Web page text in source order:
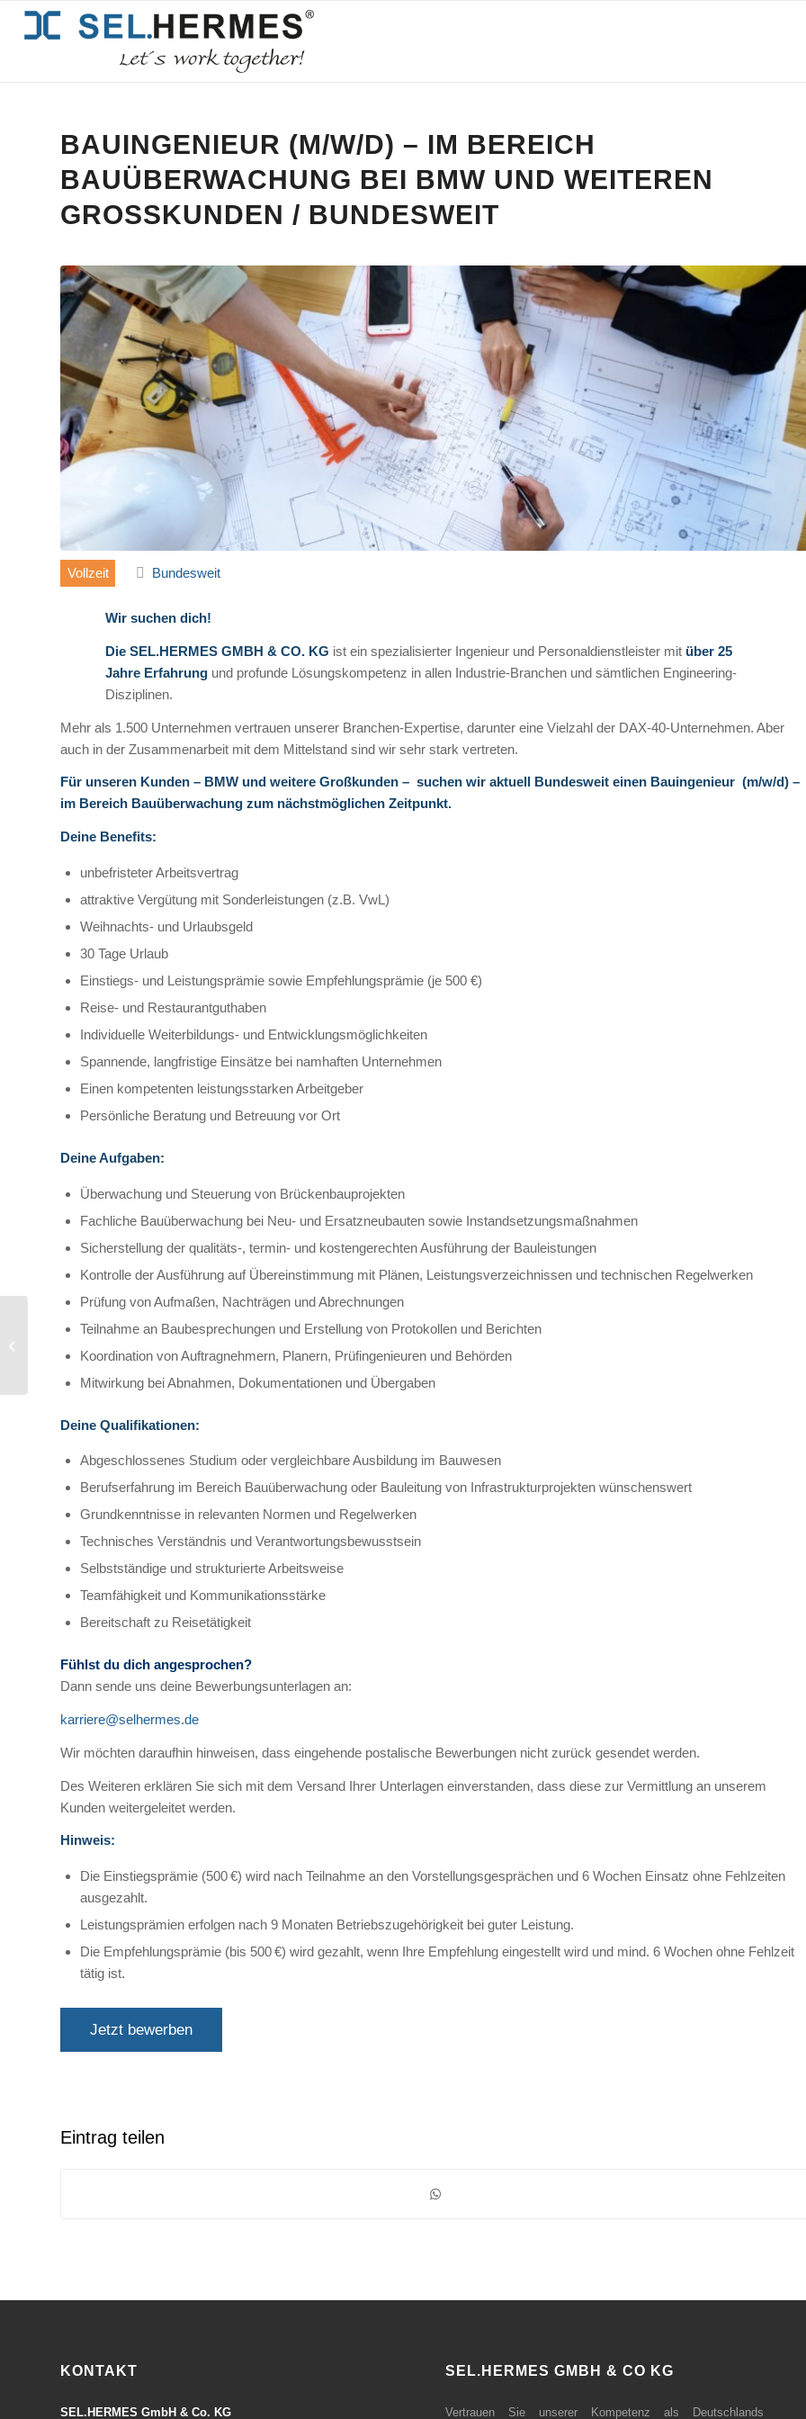
BAUINGENIEUR (M/W/D) – IM BEREICH
BAUÜBERWACHUNG BEI BMW UND WEITEREN
GROSSKUNDEN / BUNDESWEIT
Vollzeit Bundesweit
Wir suchen dich!
Die SEL.HERMES GMBH & CO. KG ist ein spezialisierter Ingenieur und Personaldienstleister mit über 25
Jahre Erfahrung und profunde Lösungskompetenz in allen Industrie-Branchen und sämtlichen Engineering-
Disziplinen.
Mehr als 1.500 Unternehmen vertrauen unserer Branchen-Expertise, darunter eine Vielzahl der DAX-40-Unternehmen. Aber
auch in der Zusammenarbeit mit dem Mittelstand sind wir sehr stark vertreten.
Für unseren Kunden – BMW und weitere Großkunden – suchen wir aktuell Bundesweit einen Bauingenieur (m/w/d) –
im Bereich Bauüberwachung zum nächstmöglichen Zeitpunkt.
Deine Benefits:
unbefristeter Arbeitsvertrag
attraktive Vergütung mit Sonderleistungen (z.B. VwL)
Weihnachts- und Urlaubsgeld
30 Tage Urlaub
Einstiegs- und Leistungsprämie sowie Empfehlungsprämie (je 500 €)
Reise- und Restaurantguthaben
Individuelle Weiterbildungs- und Entwicklungsmöglichkeiten
Spannende, langfristige Einsätze bei namhaften Unternehmen
Einen kompetenten leistungsstarken Arbeitgeber
Persönliche Beratung und Betreuung vor Ort
Deine Aufgaben:
Überwachung und Steuerung von Brückenbauprojekten
Fachliche Bauüberwachung bei Neu- und Ersatzneubauten sowie Instandsetzungsmaßnahmen
Sicherstellung der qualitäts-, termin- und kostengerechten Ausführung der Bauleistungen
Kontrolle der Ausführung auf Übereinstimmung mit Plänen, Leistungsverzeichnissen und technischen Regelwerken
Prüfung von Aufmaßen, Nachträgen und Abrechnungen
Teilnahme an Baubesprechungen und Erstellung von Protokollen und Berichten
Koordination von Auftragnehmern, Planern, Prüfingenieuren und Behörden
Mitwirkung bei Abnahmen, Dokumentationen und Übergaben
Deine Qualifikationen:
Abgeschlossenes Studium oder vergleichbare Ausbildung im Bauwesen
Berufserfahrung im Bereich Bauüberwachung oder Bauleitung von Infrastrukturprojekten wünschenswert
Grundkenntnisse in relevanten Normen und Regelwerken
Technisches Verständnis und Verantwortungsbewusstsein
Selbstständige und strukturierte Arbeitsweise
Teamfähigkeit und Kommunikationsstärke
Bereitschaft zu Reisetätigkeit
Fühlst du dich angesprochen?
Dann sende uns deine Bewerbungsunterlagen an:
karriere@selhermes.de
Wir möchten daraufhin hinweisen, dass eingehende postalische Bewerbungen nicht zurück gesendet werden.
Des Weiteren erklären Sie sich mit dem Versand Ihrer Unterlagen einverstanden, dass diese zur Vermittlung an unserem
Kunden weitergeleitet werden.
Hinweis:
Die Einstiegsprämie (500 €) wird nach Teilnahme an den Vorstellungsgesprächen und 6 Wochen Einsatz ohne Fehlzeiten
ausgezahlt.
Leistungsprämien erfolgen nach 9 Monaten Betriebszugehörigkeit bei guter Leistung.
Die Empfehlungsprämie (bis 500 €) wird gezahlt, wenn Ihre Empfehlung eingestellt wird und mind. 6 Wochen ohne Fehlzeit
tätig ist.
Jetzt bewerben
Eintrag teilen
KONTAKT
SEL.HERMES GmbH & Co. KG
SEL.HERMES GMBH & CO KG
Vertrauen Sie unserer Kompetenz als Deutschlands
Personal (m/w/d) –
Streckenbau bei BMW
und weiteren